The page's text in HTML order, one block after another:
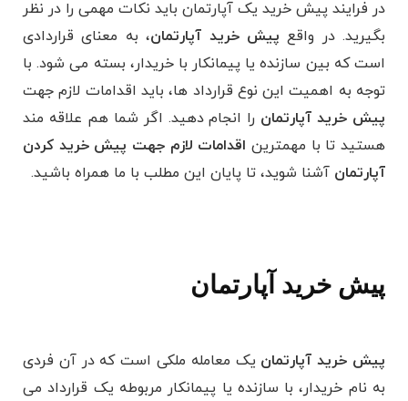
در فرایند پیش خرید یک آپارتمان باید نکات مهمی را در نظر
بگیرید. در واقع پیش خرید آپارتمان، به معنای قراردادی
است که بین سازنده یا پیمانکار با خریدار، بسته می شود. با
توجه به اهمیت این نوع قرارداد ها، باید اقدامات لازم جهت
پیش خرید آپارتمان را انجام دهید. اگر شما هم علاقه مند
هستید تا با مهمترین اقدامات لازم جهت پیش خرید کردن
آپارتمان آشنا شوید، تا پایان این مطلب با ما همراه باشید.
پیش خرید آپارتمان
پیش خرید آپارتمان یک معامله ملکی است که در آن فردی
به نام خریدار، با سازنده یا پیمانکار مربوطه یک قرارداد می